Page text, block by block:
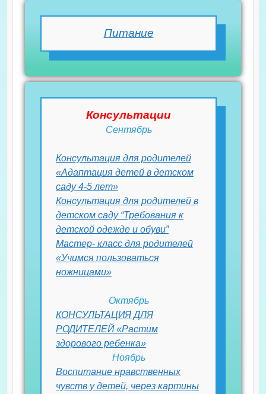
Питание
Консультации
Сентябрь
Консультация для родителей
«Адаптация детей в детском
саду 4-5 лет»
Консультация для родителей в
детском саду “Требования к
детской одежде и обуви”
Мастер- класс для родителей
«Учимся пользоваться
ножницами»
Октябрь
КОНСУЛЬТАЦИЯ ДЛЯ
РОДИТЕЛЕЙ «Растим
здорового ребенка»
Ноябрь
Воспитание нравственных
чувств у детей, через картины